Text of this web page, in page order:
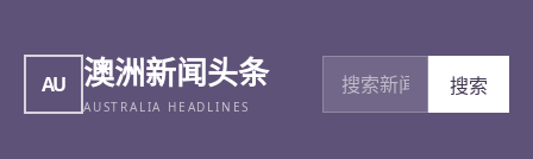
AU 澳洲新闻头条
AUSTRALIA HEADLINES
搜索新闻
搜索